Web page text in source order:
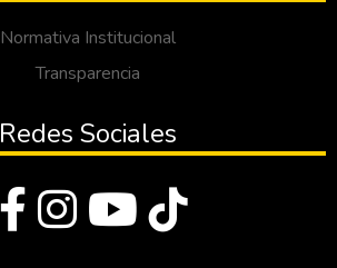
Normativa Institucional
Transparencia
Redes Sociales